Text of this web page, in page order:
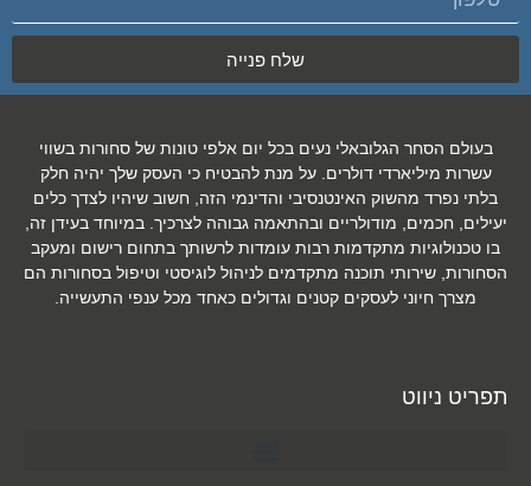
שלח פנייה
בעולם הסחר הגלובאלי נעים בכל יום אלפי טונות של סחורות בשווי
עשרות מיליארדי דולרים. על מנת להבטיח כי העסק שלך יהיה חלק
בלתי נפרד מהשוק האינטנסיבי והדינמי הזה, חשוב שיהיו לצדך כלים
יעילים, חכמים, מודולריים ובהתאמה גבוהה לצרכיך. במיוחד בעידן זה,
בו טכנולוגיות מתקדמות רבות עומדות לרשותך בתחום רישום ומעקב
הסחורות, שירותי תוכנה מתקדמים לניהול לוגיסטי וטיפול בסחורות הם
מצרך חיוני לעסקים קטנים וגדולים כאחד מכל ענפי התעשייה.
תפריט ניווט